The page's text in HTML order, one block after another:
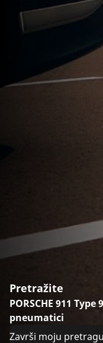
Pretražite
PORSCHE 911
pneumatici
Završi moju pretragu